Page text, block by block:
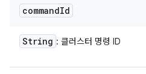
commandId
String : 클러스터 명령 ID